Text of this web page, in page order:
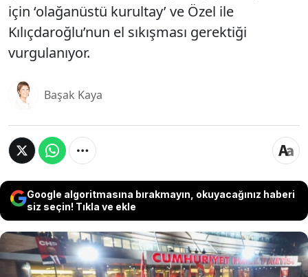
için ‘olağanüstü kurultay’ ve Özel ile
Kılıçdaroğlu’nun el sıkışması gerektiği
vurgulanıyor.
Başak Kaya
Google algoritmasına bırakmayın, okuyacağınız haberi
siz seçin! Tıkla ve ekle